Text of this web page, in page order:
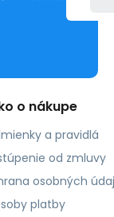
o nákupe
a pravidlá
od zmluvy
osobných
platby